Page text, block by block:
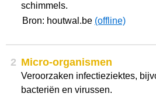
schimmels.
Bron: houtwal.be (offline)
2 Micro-organismen
Veroorzaken infectieziektes,
bacteriën en virussen.